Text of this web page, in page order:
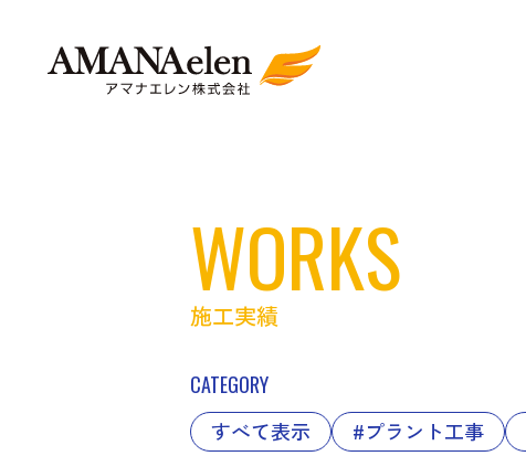
WORKS
施工実績
CATEGORY
すべて表示
#プラント工事